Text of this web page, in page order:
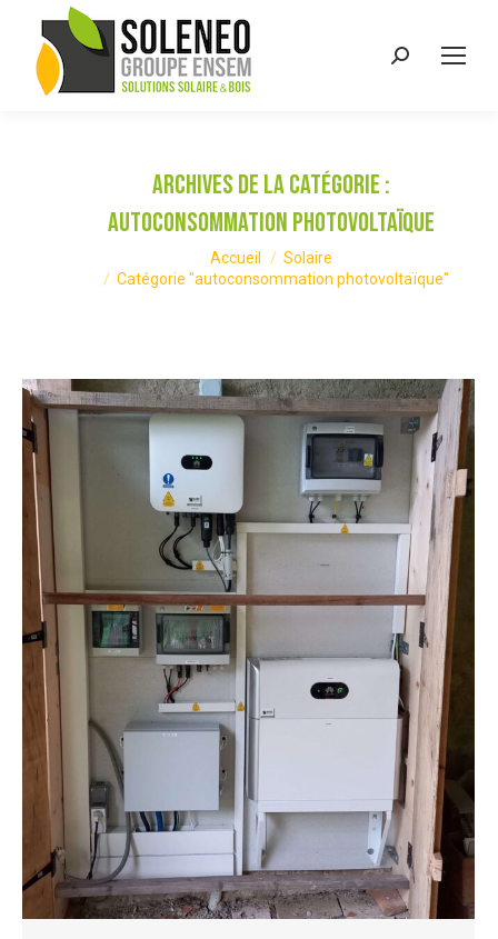
Recherche
Archives de la catégorie :
autoconsommation photovoltaïque
Accueil
Solaire
Catégorie "autoconsommation photovoltaïque"